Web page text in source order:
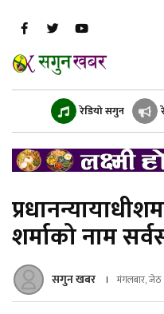
रेडियो सगुन
शर्माको नाम
सगुन खबर मंगलबार,